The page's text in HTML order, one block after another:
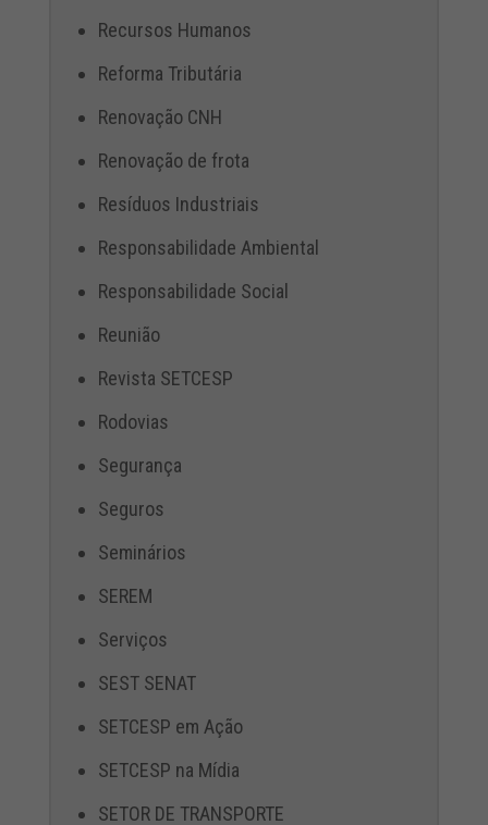
Recursos Humanos
Reforma Tributária
Renovação CNH
Renovação de frota
Resíduos Industriais
Responsabilidade Ambiental
Responsabilidade Social
Reunião
Revista SETCESP
Rodovias
Segurança
Seguros
Seminários
SEREM
Serviços
SEST SENAT
SETCESP em Ação
SETCESP na Mídia
SETOR DE TRANSPORTE